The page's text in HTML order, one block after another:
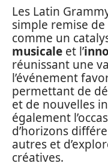
Les Latin
simple remise
comme un
musicale et l’
réunissant une
l’événement
permettant de
et de nouvelles
également
d’horizons
autres et
créatives.